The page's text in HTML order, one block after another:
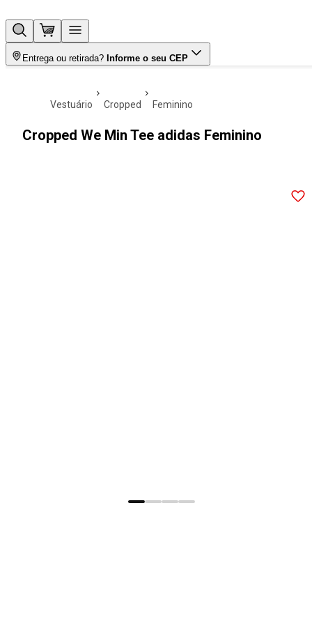
Entrega ou retirada? Informe o seu CEP
vestuário cropped feminino
Cropped We Min Tee adidas Feminino